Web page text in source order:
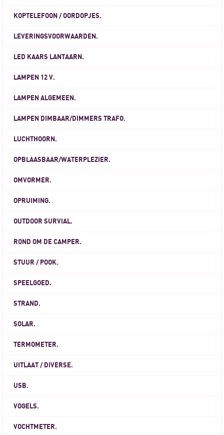
KOPTELEFOON / OORDOPJES.
LEVERINGSVOORWAARDEN.
LED KAARS LANTAARN.
LAMPEN 12 V.
LAMPEN ALGEMEEN.
LAMPEN DIMBAAR/DIMMERS TRAFO.
LUCHTHOORN.
OPBLAASBAAR/WATERPLEZIER.
OMVORMER.
OPRUIMING.
OUTDOOR SURVIAL.
ROND OM DE CAMPER.
STUUR / POOK.
SPEELGOED.
STRAND.
SOLAR.
TERMOMETER.
UITLAAT / DIVERSE.
USB.
VOGELS.
VOCHTMETER.